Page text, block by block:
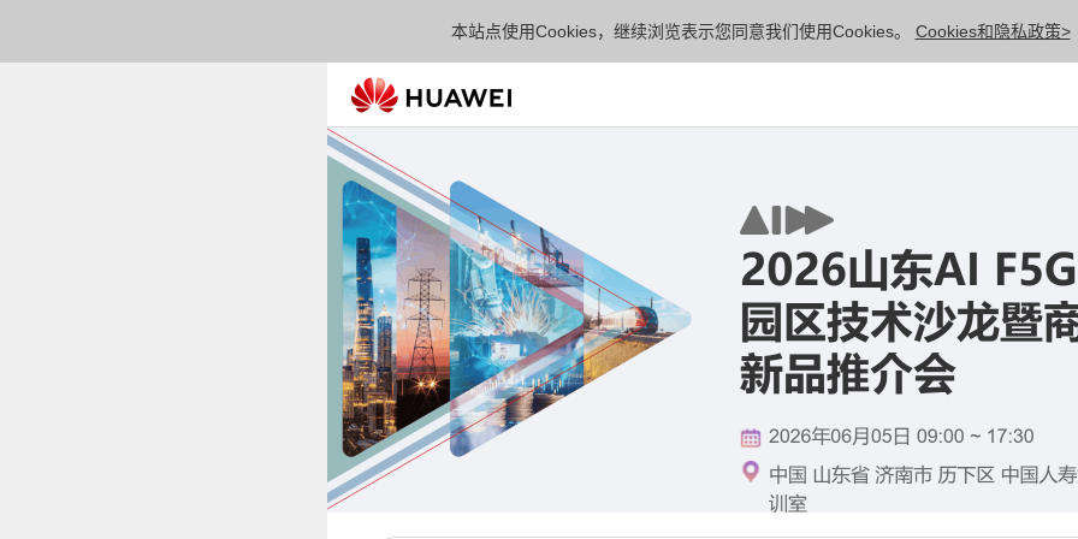
本站点使用Cookies，继续浏览表示您同意我们使用Cookies。 Cookies和隐私政策>